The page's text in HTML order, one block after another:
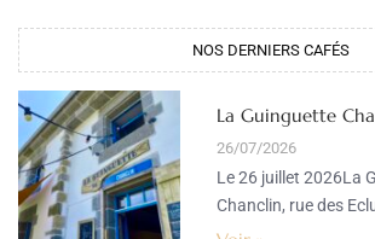
NOS DERNIERS CAFÉS​
La Guinguette
26/07/2026
Le 26 juillet 2026La
Chanclin, rue des